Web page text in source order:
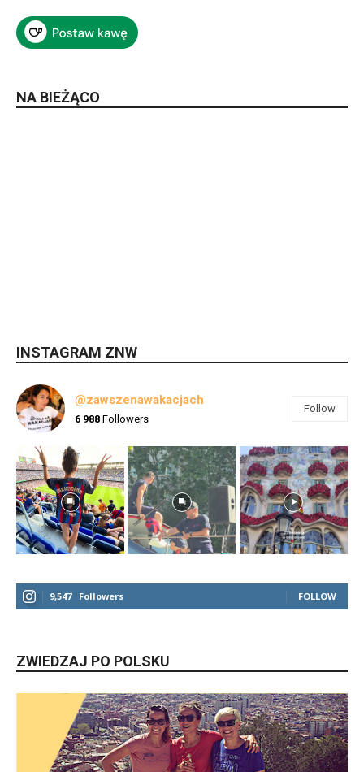
NA BIEŻĄCO
INSTAGRAM ZNW
@zawszenawakacjach
6 988 Followers
Follow
9,547 Followers FOLLOW
ZWIEDZAJ PO POLSKU